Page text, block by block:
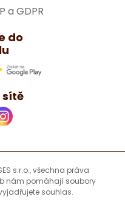
a GDPR
do
sítě
s.r.o., všechna práva
nám pomáhají soubory
souhlas.